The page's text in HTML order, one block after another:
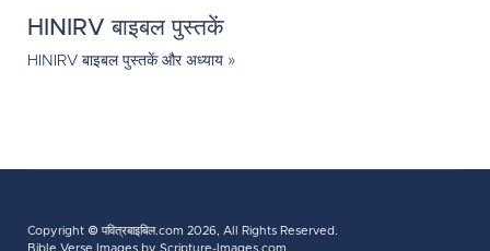
HINIRV बाइबल पुस्तकें
HINIRV बाइबल पुस्तकें और अध्याय »
Copyright © पवित्रबाइबिल.com 2026, All Rights Reserved.
Bible Verse Images by Scripture-Images.com